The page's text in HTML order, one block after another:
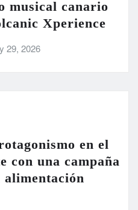
musical canario
Xperience
29, 2026
en el
con una campaña
alimentación